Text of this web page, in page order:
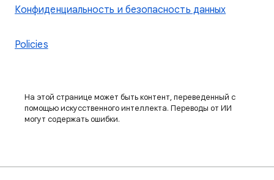
Конфиденциальность и безопасность данных
Policies
На этой странице может быть контент, переведенный с
помощью искусственного интеллекта. Переводы от ИИ
могут содержать ошибки.